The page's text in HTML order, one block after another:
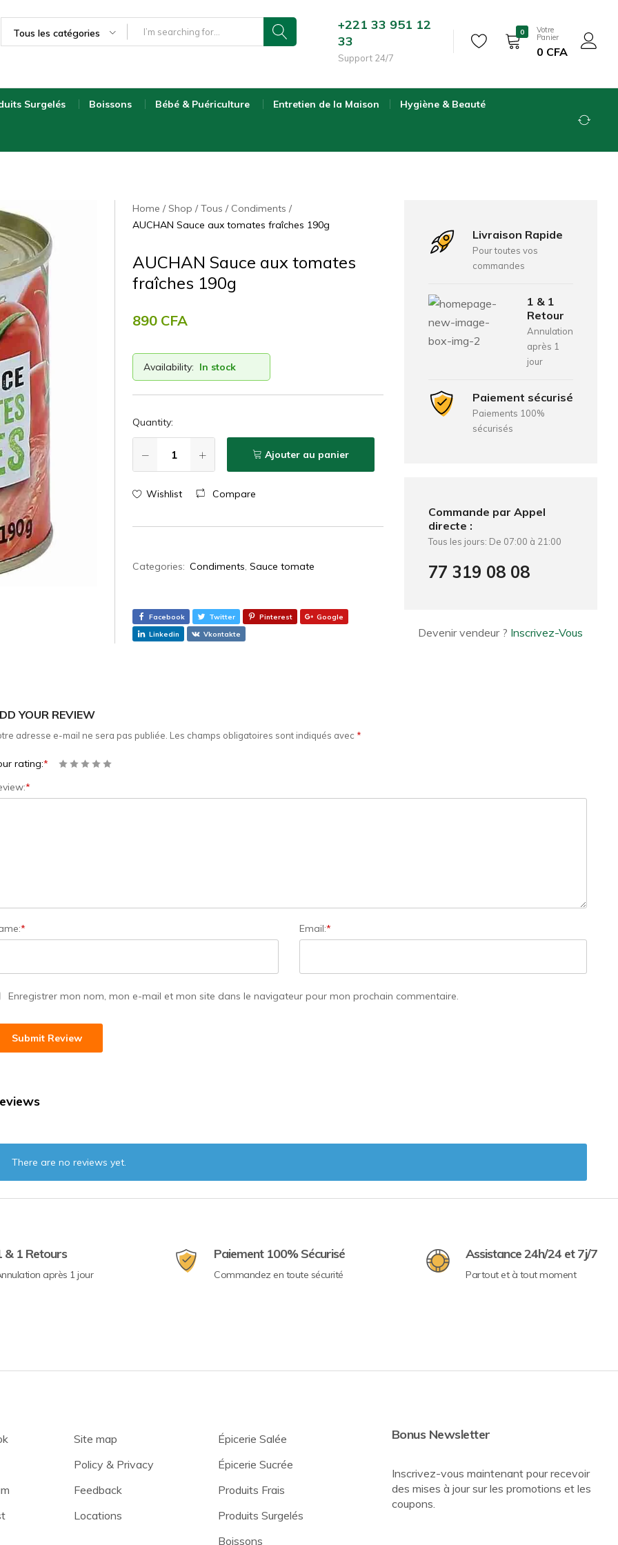
Tous les catégories
+221 33 951 12
33
Support 24/7
0 Votre
Panier
0 CFA
Surgelés Boissons Bébé & Puériculture Entretien de la Maison Hygiène & Beauté
Home Shop Tous
Condiments
AUCHAN Sauce aux tomates fraîches 190g
AUCHAN Sauce aux tomates
fraîches 190g
890 CFA
Availability: In stock
Quantity:
Ajouter au panier
Wishlist Compare
Categories: Condiments,Sauce tomate
Facebook Twitter Pinterest
Google
Linkedin
Vkontakte
Livraison Rapide
Pour toutes vos
commandes
1 & 1
Retour
Annulation
après 1
jour
Paiement sécurisé
Paiements 100%
sécurisés
Commande par Appel
directe :
Tous les jours: De 07:00 à 21:00
77 319 08 08
Devenir vendeur ? Inscrivez-Vous
YOUR REVIEW
adresse e-mail ne sera pas publiée. Les champs obligatoires sont indiqués avec *
rating:*
*
* Email:*
Enregistrer mon nom, mon e-mail et mon site dans le navigateur pour mon prochain commentaire.
There are no reviews yet.
& 1 Retours
après 1 jour
Paiement 100% Sécurisé
Commandez en toute sécurité
Assistance 24h/24 et 7j/7
Partout et à tout moment
Site map
Policy & Privacy
Feedback
Locations
Épicerie Salée
Épicerie Sucrée
Produits Frais
Produits Surgelés
Boissons
Bonus Newsletter
Inscrivez-vous maintenant pour recevoir
des mises à jour sur les promotions et les
coupons.